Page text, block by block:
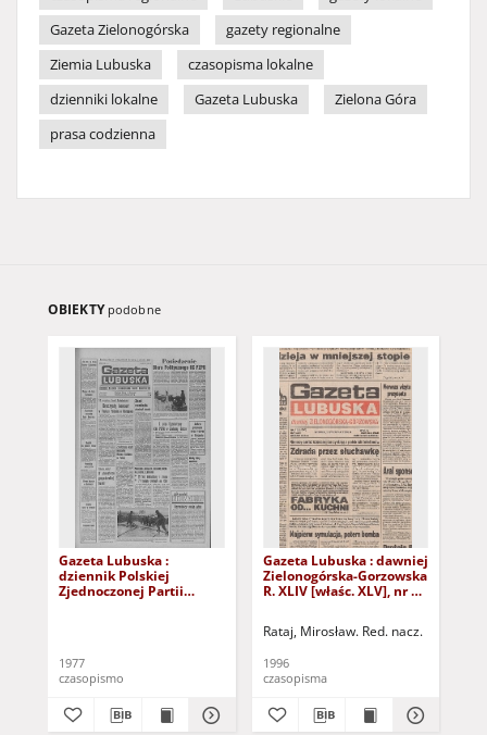
Gazeta Zielonogórska
gazety regionalne
Ziemia Lubuska
czasopisma lokalne
dzienniki lokalne
Gazeta Lubuska
Zielona Góra
prasa codzienna
OBIEKTY podobne
Gazeta Lubuska :
dziennik Polskiej
Zjednoczonej Partii
1977
czasopismo
Gazeta Lubuska : dawniej
Zielonogórska-Gorzowska
R. XLIV [właśc. XLV], nr 52
Rataj, Mirosław. Red. nacz.
1996
czasopisma